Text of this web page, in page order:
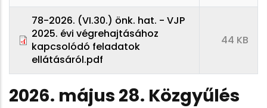
78-2026. (VI.30.) önk. hat. - VJP
2025. évi végrehajtásához
kapcsolódó feladatok
ellátásáról.pdf
44 KB
2026. május 28. Közgyűlés